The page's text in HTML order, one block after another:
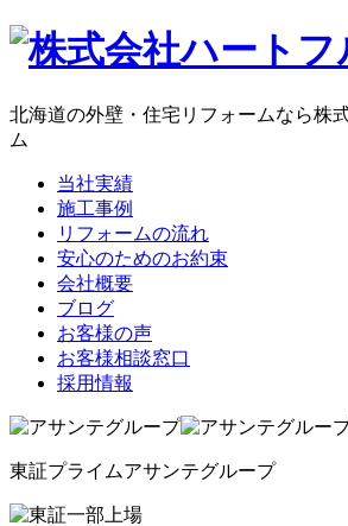
コ
ン
ツ
北海道の外壁・住宅リフォームなら株
ム
当社実績
施工事例
リフォームの流れ
安心のためのお約束
会社概要
ブログ
お客様の声
お客様相談窓口
採用情報
東証プライムアサンテグループ